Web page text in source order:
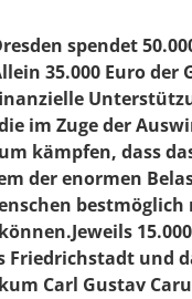
spendet
35.000 Euro der
im Zuge der
kämpfen, dass
der enormen
bestmöglich
Friedrichstadt und
Carl Gustav